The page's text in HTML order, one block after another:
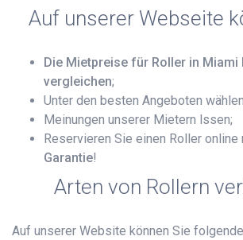
Auf unserer Webseite
Die Mietpreise für Roller in Miami
vergleichen;
Unter den besten Angeboten
Meinungen unserer Mietern lssen;
Reservieren Sie einen Roller online
Garantie!
Arten von Rollern
Auf unserer Website können Sie